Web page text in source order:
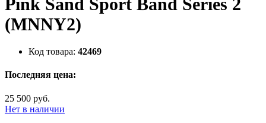
(MNNY2)
Код товара: 42469
Последняя цена:
25 500 руб.
Нет в наличии